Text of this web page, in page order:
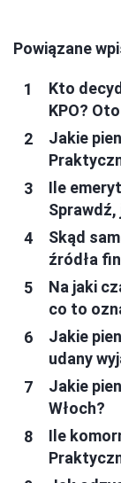
Powiązane
Kto
KPO?
Jakie
Ile
Skąd
źródła
Na jaki
co to
Jakie
udany
Jakie
Włoch?
Ile